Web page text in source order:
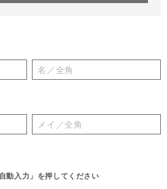
動入力」を押してください